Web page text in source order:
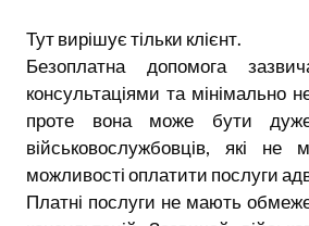
Тут вирішує тільки клієнт.
Безоплатна допомога
консультаціями та мінімально
проте вона може бути
військовослужбовців, які не
можливості оплатити послуги
Платні послуги не мають